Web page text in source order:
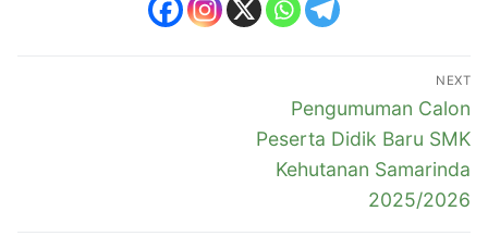
NEXT
Pengumuman Calon
Peserta Didik Baru SMK
Kehutanan Samarinda
2025/2026